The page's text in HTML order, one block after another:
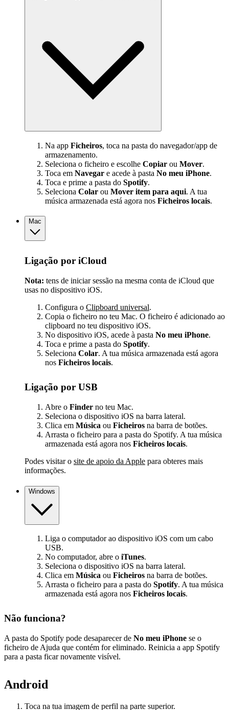
Na app Ficheiros, toca na pasta do navegador/app de
armazenamento.
Seleciona o ficheiro e escolhe Copiar ou Mover.
Toca em Navegar e acede à pasta No meu iPhone.
Toca e prime a pasta do Spotify.
Seleciona Colar ou Mover item para aqui. A tua
música armazenada está agora nos Ficheiros locais.
Mac
Ligação por iCloud
Nota: tens de iniciar sessão na mesma conta de iCloud que
usas no dispositivo iOS.
Configura o Clipboard universal.
Copia o ficheiro no teu Mac. O ficheiro é adicionado ao
clipboard no teu dispositivo iOS.
No dispositivo iOS, acede à pasta No meu iPhone.
Toca e prime a pasta do Spotify.
Seleciona Colar. A tua música armazenada está agora
nos Ficheiros locais.
Ligação por USB
Abre o Finder no teu Mac.
Seleciona o dispositivo iOS na barra lateral.
Clica em Música ou Ficheiros na barra de botões.
Arrasta o ficheiro para a pasta do Spotify. A tua música
armazenada está agora nos Ficheiros locais.
Podes visitar o site de apoio da Apple para obteres mais
informações.
Windows
Liga o computador ao dispositivo iOS com um cabo
USB.
No computador, abre o iTunes.
Seleciona o dispositivo iOS na barra lateral.
Clica em Música ou Ficheiros na barra de botões.
Arrasta o ficheiro para a pasta do Spotify. A tua música
armazenada está agora nos Ficheiros locais.
Não funciona?
A pasta do Spotify pode desaparecer de No meu iPhone se o
ficheiro de Ajuda que contém for eliminado. Reinicia a app Spotify
para a pasta ficar novamente visível.
Android
Toca na tua imagem de perfil na parte superior.